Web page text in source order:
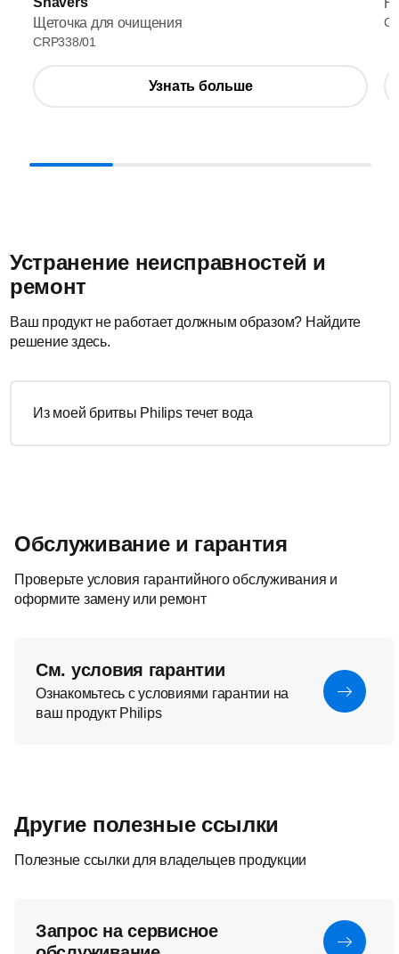
Щеточка для очищения
CRP338/01
Узнать больше
Устранение неисправностей и
ремонт
Ваш продукт не работает должным образом? Найдите
решение здесь.
Из моей бритвы Philips течет вода
Обслуживание и гарантия
Проверьте условия гарантийного обслуживания и
оформите замену или ремонт
См. условия гарантии
Ознакомьтесь с условиями гарантии на
ваш продукт Philips
Другие полезные ссылки
Полезные ссылки для владельцев продукции
Запрос на сервисное